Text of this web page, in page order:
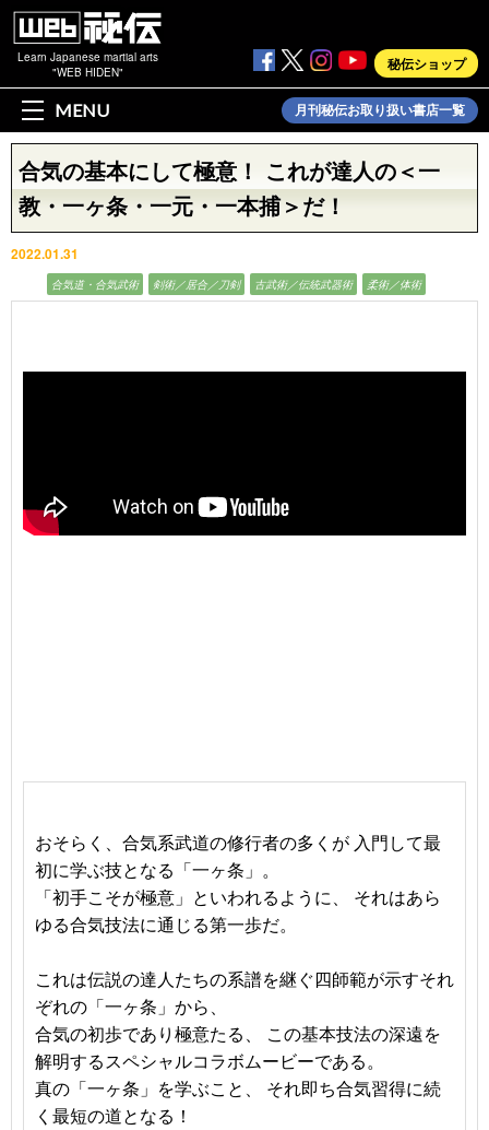
Learn Japanese martial arts
"WEB HIDEN"
秘伝ショップ
MENU 月刊秘伝お取り扱い書店一覧
合気の基本にして極意！ これが達人の＜一
教・一ヶ条・一元・一本捕＞だ！
2022.01.31
合気道・合気武術 剣術／居合／刀剣 古武術／伝統武器術 柔術／体術
おそらく、合気系武道の修行者の多くが 入門して最
初に学ぶ技となる「一ヶ条」。
「初手こそが極意」といわれるように、 それはあら
ゆる合気技法に通じる第一歩だ。
これは伝説の達人たちの系譜を継ぐ四師範が示すそれ
ぞれの「一ヶ条」から、
合気の初歩であり極意たる、 この基本技法の深遠を
解明するスペシャルコラボムービーである。
真の「一ヶ条」を学ぶこと、 それ即ち合気習得に続
く最短の道となる！